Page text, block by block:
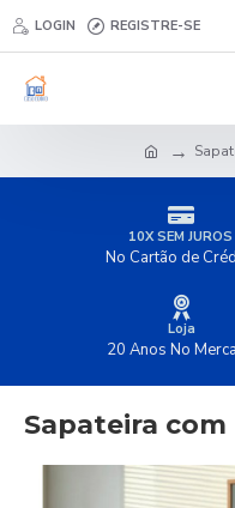
LOGIN REGISTRE-SE
10X SEM JUROS
No Cartão de
Loja
20 Anos No
Sapateira